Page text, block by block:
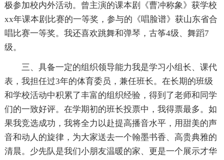
极参加校内外活动。曾主演的课本剧《曹冲称象》获学校
xx年课本剧比赛的一等奖，参与的《唱脸谱》获山东省合
唱比赛一等奖。我还喜欢跳舞和弹琴，古筝4级、舞蹈7
级。
三、具备一定的组织领导能力我是学习小组长、课代
表，我担任过3年的体育委员，兼任班长。在长期的班级
和学校活动中积累了丰富的组织经验，得到了老师和同学
们的一致好评。在学期初的班长投票中，我得票最多。如
果我竞选成功，我将全力以赴提高播音水平，用甜美的声
音和动人的旋律，为大家送去一个翰墨书香、高贵典雅的
清晨。少先队是我们小朋友温暖的家、更是一个展示才华